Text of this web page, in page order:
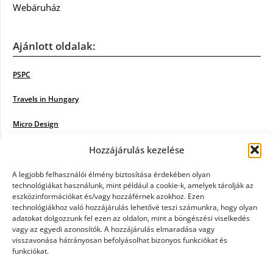
Hozzájárulás kezelése
A legjobb felhasználói élmény biztosítása érdekében olyan
technológiákat használunk, mint például a cookie-k, amelyek tárolják az
eszközinformációkat és/vagy hozzáférnek azokhoz. Ezen
technológiákhoz való hozzájárulás lehetővé teszi számunkra, hogy olyan
adatokat dolgozzunk fel ezen az oldalon, mint a böngészési viselkedés
vagy az egyedi azonosítók. A hozzájárulás elmaradása vagy
visszavonása hátrányosan befolyásolhat bizonyos funkciókat és
funkciókat.
Webáruház
Ajánlott oldalak:
PSPC
Travels in Hungary
Micro Design
Poiwiki
Öntözőrendszer
Jazz Steps
Unicorn Multipro